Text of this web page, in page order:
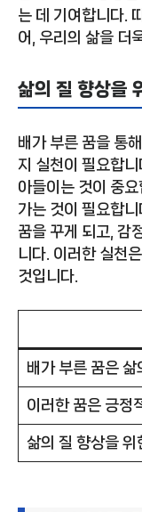
는 데 기여합니다.
어, 우리의 삶을 더
삶의 질 향상을
배가 부른 꿈을 통
지 실천이 필요합
아들이는 것이 중
가는 것이 필요합
꿈을 꾸게 되고, 감
니다. 이러한 실천
것입니다.
배가 부른 꿈은 삶
이러한 꿈은 긍정
삶의 질 향상을 위